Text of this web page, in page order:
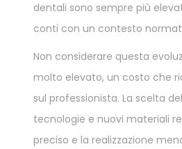
dentali sono sempre più
conti con un contesto
Non considerare questa
molto elevato, un costo che
sul professionista. La scelta
tecnologie e nuovi materiali
preciso e la realizzazione